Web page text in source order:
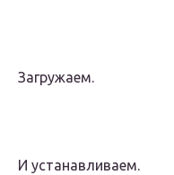
Загружаем.
И устанавливаем.